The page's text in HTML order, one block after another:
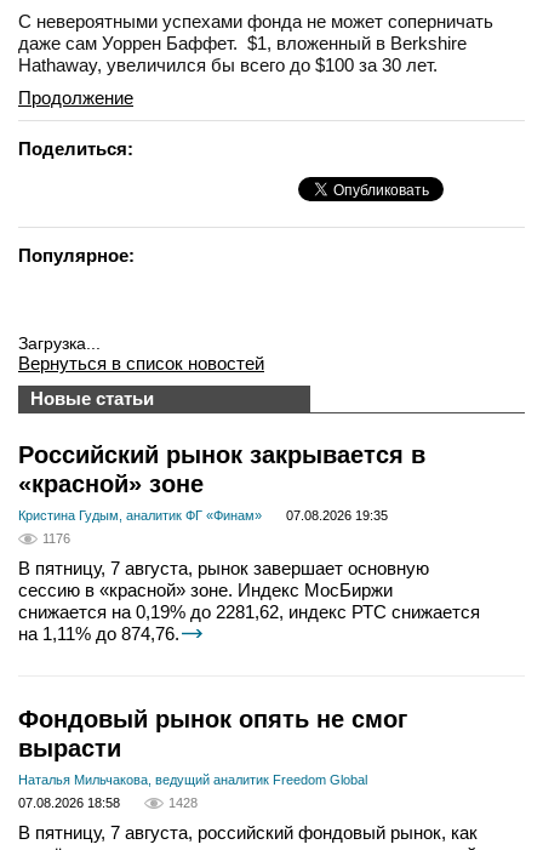
С невероятными успехами фонда не может соперничать
даже сам Уоррен Баффет. $1, вложенный в Berkshire
Hathaway, увеличился бы всего до $100 за 30 лет.
Продолжение
Поделиться:
Популярное:
Загрузка...
Вернуться в список новостей
Новые статьи
Российский рынок закрывается в
«красной» зоне
Кристина Гудым, аналитик ФГ «Финам»
07.08.2026 19:35
1176
В пятницу, 7 августа, рынок завершает основную
сессию в «красной» зоне. Индекс МосБиржи
снижается на 0,19% до 2281,62, индекс РТС снижается
на 1,11% до 874,76.
Фондовый рынок опять не смог
вырасти
Наталья Мильчакова, ведущий аналитик Freedom Global
07.08.2026 18:58
1428
В пятницу, 7 августа, российский фондовый рынок, как